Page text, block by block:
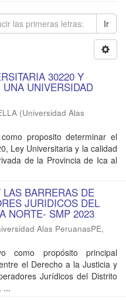
Ir
30220 Y
UNIVERSIDAD
(Universidad Alas
proposito determinar el
Ley Universitaria y la calidad
de la Provincia de Ica al
BARRERAS DE
JURIDICOS DEL
NORTE- SMP 2023
Alas PeruanasPE,
como propósito principal
el Derecho a la Justicia y
Jurídicos del Distrito
...